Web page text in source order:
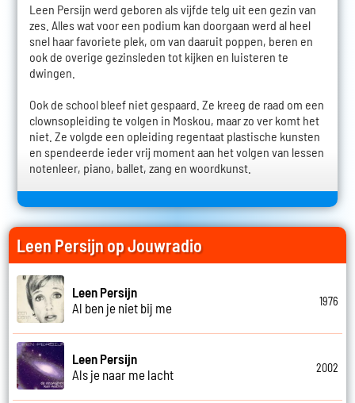
Leen Persijn werd geboren als vijfde telg uit een gezin van
zes. Alles wat voor een podium kan doorgaan werd al heel
snel haar favoriete plek, om van daaruit poppen, beren en
ook de overige gezinsleden tot kijken en luisteren te
dwingen.
Ook de school bleef niet gespaard. Ze kreeg de raad om een
clownsopleiding te volgen in Moskou, maar zo ver komt het
niet. Ze volgde een opleiding regentaat plastische kunsten
en spendeerde ieder vrij moment aan het volgen van lessen
notenleer, piano, ballet, zang en woordkunst.
Leen Persijn op Jouwradio
Leen Persijn
Al ben je niet bij me
1976
Leen Persijn
Als je naar me lacht
2002